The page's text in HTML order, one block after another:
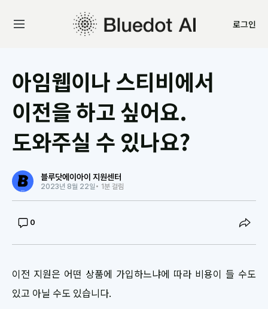
로그인
아임웹이나 스티비에서
이전을 하고 싶어요.
도와주실 수 있나요?
블루닷에이아이 지원센터
2023년 8월 22일 • 1분 걸림
0
이전 지원은 어떤 상품에 가입하느냐에 따라 비용이 들 수도
있고 아닐 수도 있습니다.